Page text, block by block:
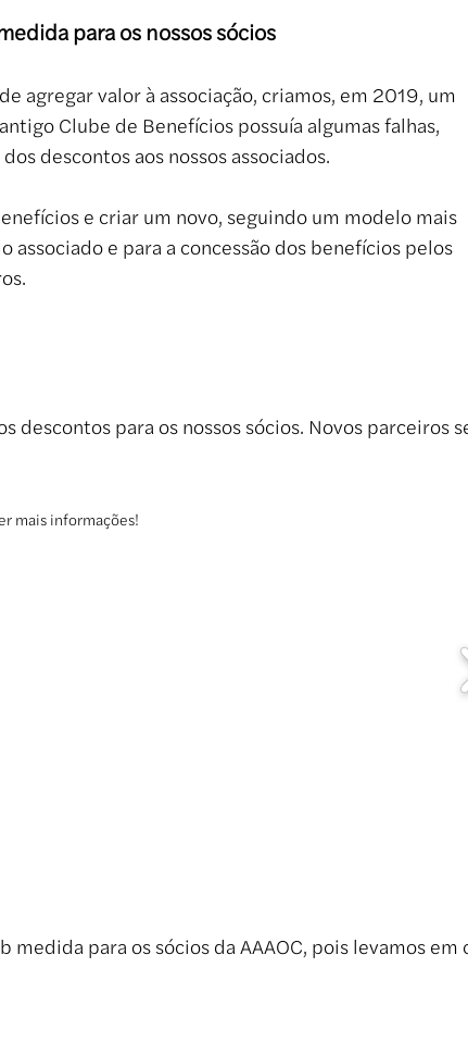
para os nossos sócios
agregar valor à associação, criamos, em 2019, um
Clube de Benefícios possuía algumas falhas,
descontos aos nossos associados.
e criar um novo, seguindo um modelo mais
e para a concessão dos benefícios pelos
para os nossos sócios. Novos parceiros
mais informações!
para os sócios da AAAOC, pois levamos em